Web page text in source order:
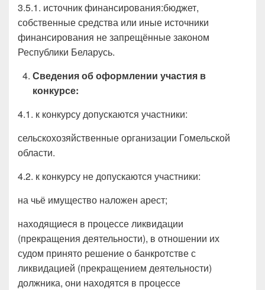
3.5.1. источник финансирования:бюджет,
собственные средства или иные источники
финансирования не запрещённые законом
Республики Беларусь.
Сведения об оформлении участия в
конкурсе:
4.1. к конкурсу допускаются участники:
сельскохозяйственные организации Гомельской
области.
4.2. к конкурсу не допускаются участники:
на чьё имущество наложен арест;
находящиеся в процессе ликвидации
(прекращения деятельности), в отношении их
судом принято решение о банкротстве с
ликвидацией (прекращением деятельности)
должника, они находятся в процессе